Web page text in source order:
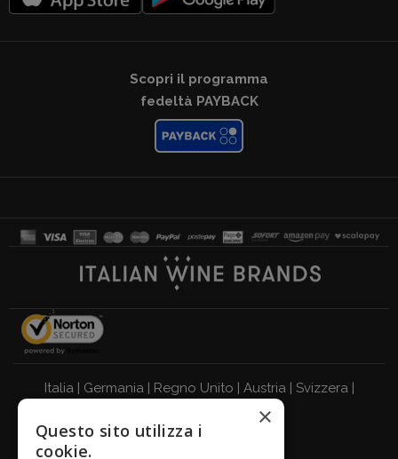
Scopri il programma
fedeltà PAYBACK
Italia| Germania| Regno Unito | Austria| Svizzera|
Belgio
×
Questo sito utilizza i
cookie.